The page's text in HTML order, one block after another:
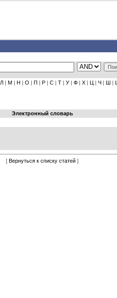
Л| М| Н | О | П | Р| С| Т| У| Ф| Х| Ц | Ч| Ш|
Электронный словарь
[ Вернуться к списку статей ]